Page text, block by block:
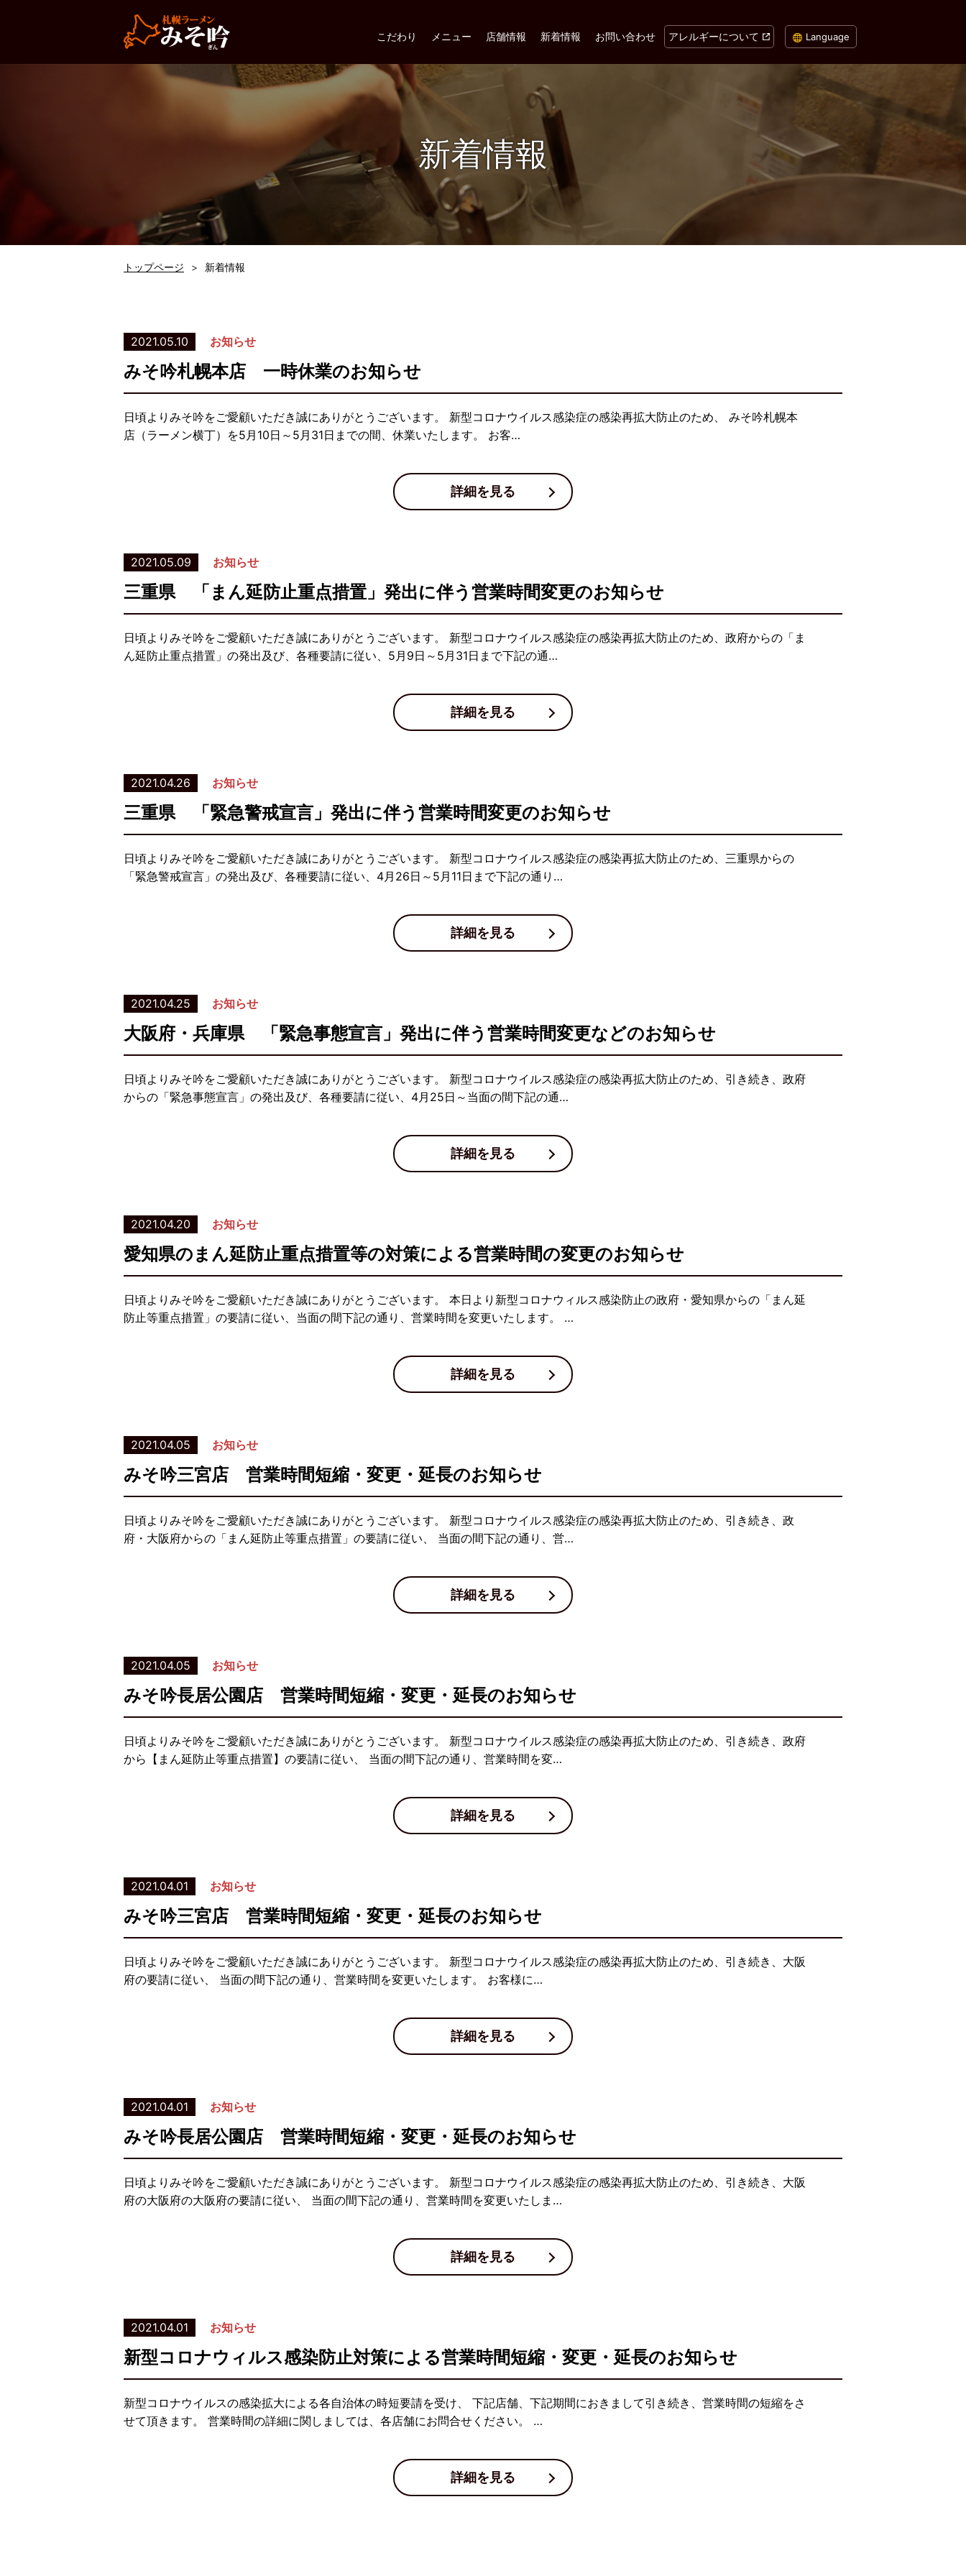
Language
こだわり メニュー 店舗情報 新着情報 お問い合わせ アレルギーについて
新着情報
トップページ 新着情報
2021.05.10 お知らせ
みそ吟札幌本店 一時休業のお知らせ
日頃よりみそ吟をご愛顧いただき誠にありがとうございます。 新型コロナウイルス感染症の感染再拡大防止のため、 みそ吟札幌本
店（ラーメン横丁）を5月10日～5月31日までの間、休業いたします。 お客…
詳細を見る
2021.05.09 お知らせ
三重県 「まん延防止重点措置」発出に伴う営業時間変更のお知らせ
日頃よりみそ吟をご愛顧いただき誠にありがとうございます。 新型コロナウイルス感染症の感染再拡大防止のため、政府からの「ま
ん延防止重点措置」の発出及び、各種要請に従い、5月9日～5月31日まで下記の通…
詳細を見る
2021.04.26 お知らせ
三重県 「緊急警戒宣言」発出に伴う営業時間変更のお知らせ
日頃よりみそ吟をご愛顧いただき誠にありがとうございます。 新型コロナウイルス感染症の感染再拡大防止のため、三重県からの
「緊急警戒宣言」の発出及び、各種要請に従い、4月26日～5月11日まで下記の通り…
詳細を見る
2021.04.25 お知らせ
大阪府・兵庫県 「緊急事態宣言」発出に伴う営業時間変更などのお知らせ
日頃よりみそ吟をご愛顧いただき誠にありがとうございます。 新型コロナウイルス感染症の感染再拡大防止のため、引き続き、政府
からの「緊急事態宣言」の発出及び、各種要請に従い、4月25日～当面の間下記の通…
詳細を見る
2021.04.20 お知らせ
愛知県のまん延防止重点措置等の対策による営業時間の変更のお知らせ
日頃よりみそ吟をご愛顧いただき誠にありがとうございます。 本日より新型コロナウィルス感染防止の政府・愛知県からの「まん延
防止等重点措置」の要請に従い、当面の間下記の通り、営業時間を変更いたします。 …
詳細を見る
2021.04.05 お知らせ
みそ吟三宮店 営業時間短縮・変更・延長のお知らせ
日頃よりみそ吟をご愛顧いただき誠にありがとうございます。 新型コロナウイルス感染症の感染再拡大防止のため、引き続き、政
府・大阪府からの「まん延防止等重点措置」の要請に従い、 当面の間下記の通り、営…
詳細を見る
2021.04.05 お知らせ
みそ吟長居公園店 営業時間短縮・変更・延長のお知らせ
日頃よりみそ吟をご愛顧いただき誠にありがとうございます。 新型コロナウイルス感染症の感染再拡大防止のため、引き続き、政府
から【まん延防止等重点措置】の要請に従い、 当面の間下記の通り、営業時間を変…
詳細を見る
2021.04.01 お知らせ
みそ吟三宮店 営業時間短縮・変更・延長のお知らせ
日頃よりみそ吟をご愛顧いただき誠にありがとうございます。 新型コロナウイルス感染症の感染再拡大防止のため、引き続き、大阪
府の要請に従い、 当面の間下記の通り、営業時間を変更いたします。 お客様に…
詳細を見る
2021.04.01 お知らせ
みそ吟長居公園店 営業時間短縮・変更・延長のお知らせ
日頃よりみそ吟をご愛顧いただき誠にありがとうございます。 新型コロナウイルス感染症の感染再拡大防止のため、引き続き、大阪
府の大阪府の大阪府の要請に従い、 当面の間下記の通り、営業時間を変更いたしま…
詳細を見る
2021.04.01 お知らせ
新型コロナウィルス感染防止対策による営業時間短縮・変更・延長のお知らせ
新型コロナウイルスの感染拡大による各自治体の時短要請を受け、 下記店舗、下記期間におきまして引き続き、営業時間の短縮をさ
せて頂きます。 営業時間の詳細に関しましては、各店舗にお問合せください。 …
詳細を見る